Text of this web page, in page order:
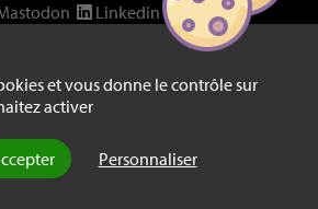
et vous donne le contrôle sur
activer
Personnaliser
X
Linkedin
Fil RSS